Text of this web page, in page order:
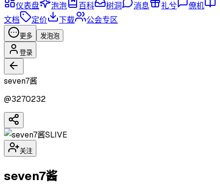
仪表盘
泡泡 百科 树洞 消息 礼兮
僚机
文档
定价 下载 公会专区
更多 发泡泡
登录
seven7酱
@3270232
SLIVE
关注
seven7酱